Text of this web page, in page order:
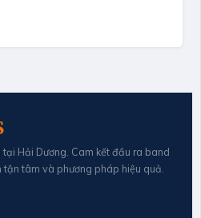
tại Hải Dương. Cam kết đầu ra band
tâm và phương pháp hiệu quả.